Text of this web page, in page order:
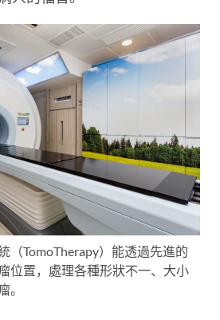
（TomoTherapy）能透過先進的
位置，處理各種形狀不一、大小
。